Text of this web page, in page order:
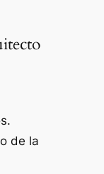
de la